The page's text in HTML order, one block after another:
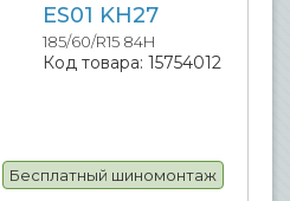
ES01 KH27
185/60/R15 84H
Код товара: 15754012
Бесплатный шиномонтаж